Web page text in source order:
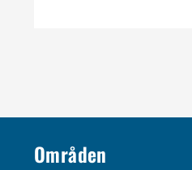
Områden